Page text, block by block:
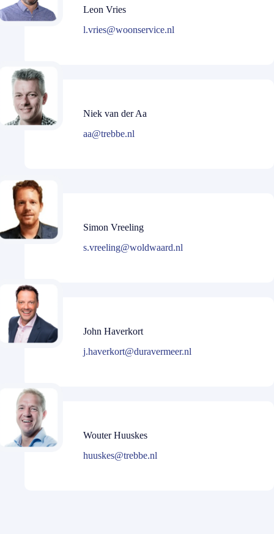
Leon Vries
l.vries@woonservice.nl
Niek van der Aa
aa@trebbe.nl
Simon Vreeling
s.vreeling@woldwaard.nl
John Haverkort
j.haverkort@duravermeer.nl
Wouter Huuskes
huuskes@trebbe.nl